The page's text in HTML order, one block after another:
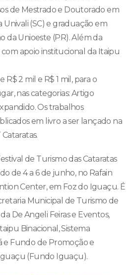
de Mestrado e Doutorado em
Univali (SC) e graduação em
da Unioeste (PR). Além da
apoio institucional da Itaipu
R$ 2 mil e R$ 1 mil, para o
nas categorias: Artigo
Os trabalhos
em livro a ser lançado na
de Turismo das Cataratas
de 4 a 6 de junho, no Rafain
Center, em Foz do Iguaçu. É
Municipal de Turismo de
De Angeli Feiras e Eventos,
Binacional, Sistema
e Fundo de Promoção e
(Fundo Iguaçu).